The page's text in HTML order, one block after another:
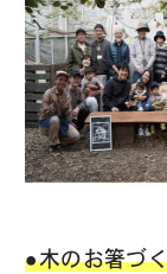
●木のお箸づ